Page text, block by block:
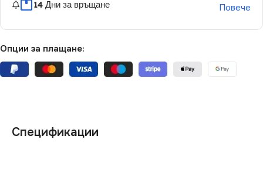
14 Дни за връщане Повече
Опции за плащане:
Спецификации